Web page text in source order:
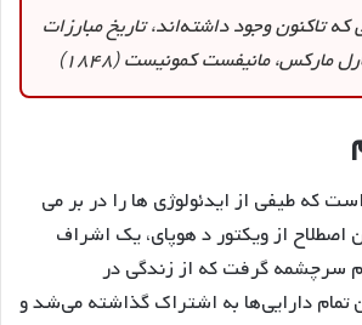
که تاکنون وجود داشته‌اند، تاریخ مبارزات
مارکس، مانیفست کمونیست (۱۸۴۸)
که طیفی از ایدئولوژی ها را در بر می
اصطلاح از ویکتور د هوپای، یک اشراف
سرچشمه گرفت که از زندگی در
تمام دارایی‌ها به اشتراک گذاشته می‌شد و